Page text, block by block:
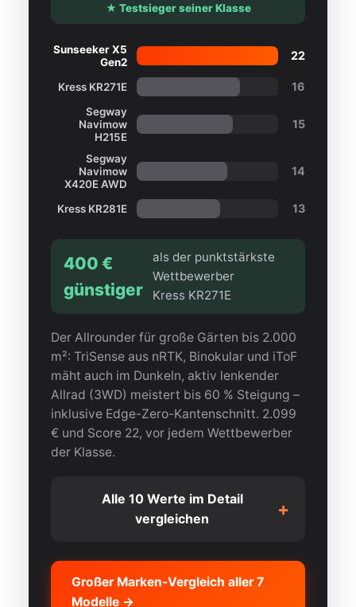
★ Testsieger seiner Klasse
Sunseeker X5
Gen2
22
Kress KR271E 16
Segway
Navimow
H215E
15
Segway
Navimow
X420E AWD
14
Kress KR281E 13
400 €
günstiger
als der punktstärkste
Wettbewerber
Kress KR271E
Der Allrounder für große Gärten bis 2.000
m²: TriSense aus nRTK, Binokular und iToF
mäht auch im Dunkeln, aktiv lenkender
Allrad (3WD) meistert bis 60 % Steigung –
inklusive Edge-Zero-Kantenschnitt. 2.099
€ und Score 22, vor jedem Wettbewerber
der Klasse.
Alle 10 Werte im Detail
vergleichen
+
KRITERIUM
SUNSEEKER X5
GEN2
Großer Marken-Vergleich aller 7
Modelle →